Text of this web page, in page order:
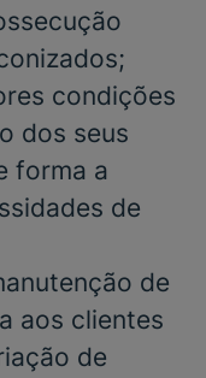
condições
dos seus
forma a
de
de
aos clientes
de